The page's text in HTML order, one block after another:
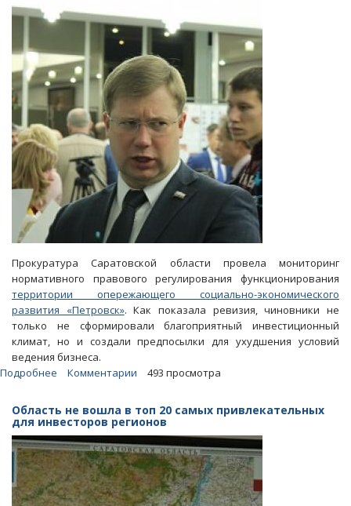
качественное
обновление
региональных
команд
Прокуратура Саратовской области провела мониторинг
нормативного правового регулирования функционирования
территории опережающего социально-экономического
развития «Петровск». Как показала ревизия, чиновники не
только не сформировали благоприятный инвестиционный
климат, но и создали предпосылки для ухудшения условий
ведения бизнеса.
Подробнее
Фадеева
чиновники
пытались
«душить»
инвесторов
регламентами
Комментарии 493 просмотра
Область не вошла в топ 20 самых привлекательных
для инвесторов регионов